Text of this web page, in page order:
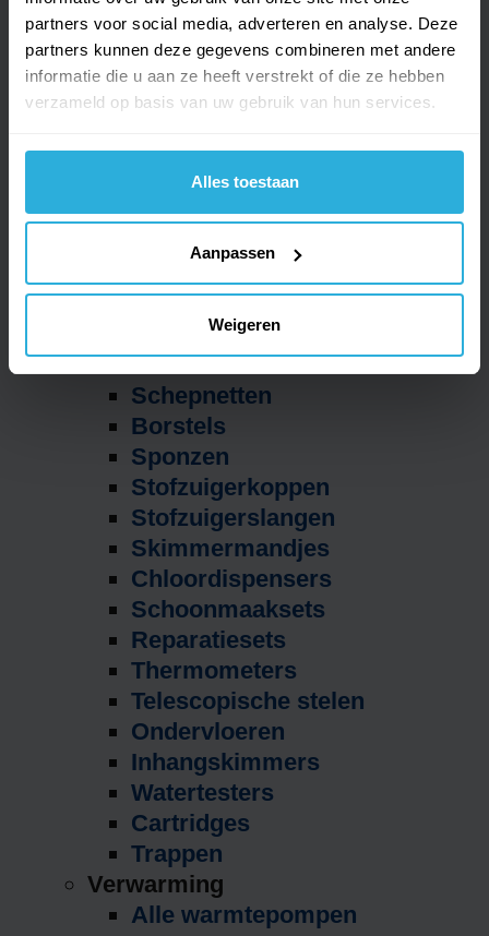
partners voor social media, adverteren en analyse. Deze
partners kunnen deze gegevens combineren met andere
informatie die u aan ze heeft verstrekt of die ze hebben
verzameld op basis van uw gebruik van hun services.
Alles toestaan
Aanpassen
Weigeren
Onderhoudsproducten
Zwembadchloor
pH
Anti-algen
Alkaliniteit
Vlokkingsmiddel
Antikalk
Zwembadzout
Zwemvijvers
Andere producten
Accessoires
Schepnetten
Borstels
Sponzen
Stofzuigerkoppen
Stofzuigerslangen
Skimmermandjes
Chloordispensers
Schoonmaaksets
Reparatiesets
Thermometers
Telescopische stelen
Ondervloeren
Inhangskimmers
Watertesters
Cartridges
Trappen
Verwarming
Alle warmtepompen